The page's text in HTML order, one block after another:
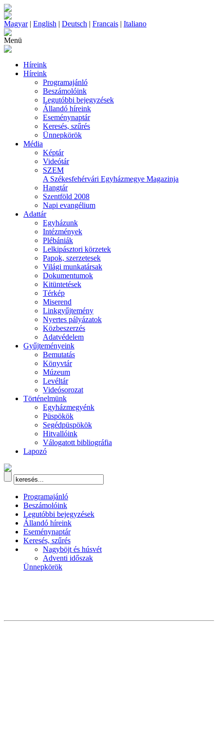
Magyar| English | Deutsch | Francais | Italiano
Menü
Híreink
Híreink
Programajánló
Beszámolóink
Legutóbbi bejegyzések
Állandó híreink
Eseménynaptár
Keresés, szűrés
Ünnepkörök
Média
Képtár
Videótár
SZEM
A Székesfehérvári Egyházmegye Magazinja
Hangtár
Szentföld 2008
Napi evangélium
Adattár
Egyházunk
Intézmények
Plébániák
Lelkipásztori körzetek
Papok, szerzetesek
Világi munkatársak
Dokumentumok
Kitüntetések
Térkép
Miserend
Linkgyűjtemény
Nyertes pályázatok
Közbeszerzés
Adatvédelem
Gyűjteményeink
Bemutatás
Könyvtár
Múzeum
Levéltár
Videósorozat
Történelmünk
Egyházmegyénk
Püspökök
Segédpüspökök
Hitvallóink
Válogatott bibliográfia
Lapozó
Programajánló
Beszámolóink
Legutóbbi bejegyzések
Állandó híreink
Eseménynaptár
Keresés, szűrés
Nagyböjt és húsvét
Adventi időszak
Ünnepkörök